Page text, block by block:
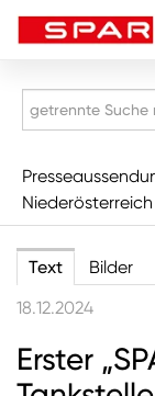
National
Aus den Regionen
Vorarlberg
Salzburg
Niederösterreich
Text Bilder
18.12.2024
Erster